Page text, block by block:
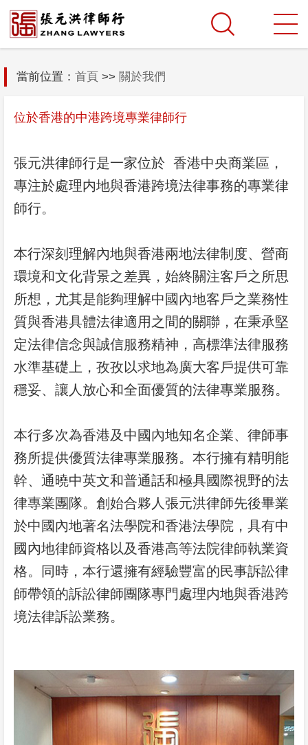
當前位置： 首頁>> 關於我們
位於香港的中港跨境專業律師行
張元洪律師行是一家位於 香港中央商業區，
專注於處理内地與香港跨境法律事務的專業律
師行。
本行深刻理解內地與香港兩地法律制度、營商
環境和文化背景之差異，始終關注客戶之所思
所想，尤其是能夠理解中國內地客戶之業務性
質與香港具體法律適用之間的關聯，在秉承堅
定法律信念與誠信服務精神，高標準法律服務
水準基礎上，孜孜以求地為廣大客戶提供可靠
穩妥、讓人放心和全面優質的法律專業服務。
本行多次為香港及中國內地知名企業、律師事
務所提供優質法律專業服務。本行擁有精明能
幹、通曉中英文和普通話和極具國際視野的法
律專業團隊。創始合夥人張元洪律師先後畢業
於中國內地著名法學院和香港法學院，具有中
國內地律師資格以及香港高等法院律師執業資
格。同時，本行還擁有經驗豐富的民事訴訟律
師帶領的訴訟律師團隊專門處理内地與香港跨
境法律訴訟業務。